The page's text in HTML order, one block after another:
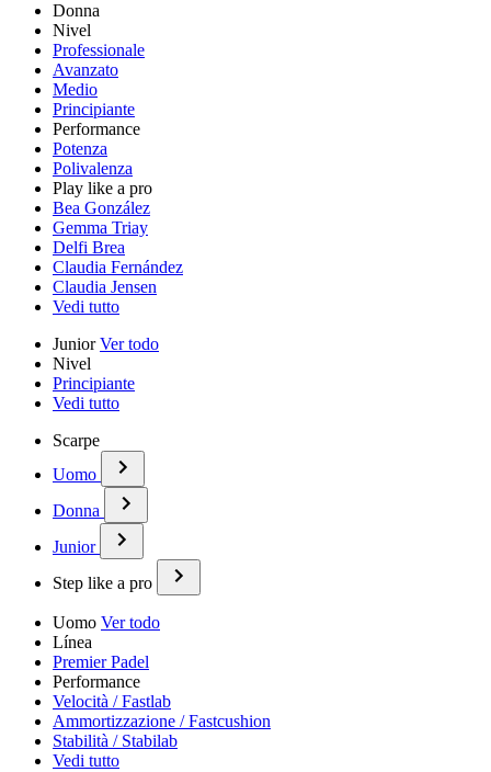
Donna
Nivel
Professionale
Avanzato
Medio
Principiante
Performance
Potenza
Polivalenza
Play like a pro
Bea González
Gemma Triay
Delfi Brea
Claudia Fernández
Claudia Jensen
Vedi tutto
JuniorVer todo
Nivel
Principiante
Vedi tutto
Scarpe
Uomo
Donna
Junior
Step like a pro
Uomo Ver todo
Línea
Premier Padel
Performance
Velocità / Fastlab
Ammortizzazione / Fastcushion
Stabilità / Stabilab
Vedi tutto